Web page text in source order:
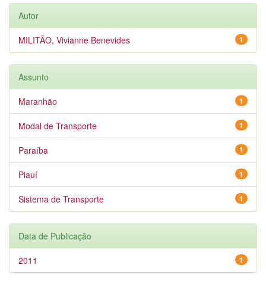
Autor
1
MILITÃO, Vivianne Benevides
Assunto
1
Maranhão
1
Modal de Transporte
1
Paraíba
1
Piauí
1
Sistema de Transporte
Data de Publicação
1
2011